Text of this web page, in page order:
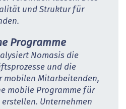
und Struktur für
Programme
Nomasis die
und die
mobilen Mit­arbeitenden,
mobile Programme für
erstellen. Unternehmen